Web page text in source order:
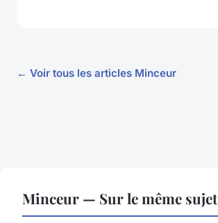
← Voir tous les articles Minceur
Minceur — Sur le même sujet